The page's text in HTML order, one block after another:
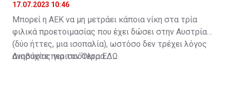
17.07.2023 10:46
Μπορεί η ΑΕΚ να μη μετράει κάποια νίκη στα τρία
φιλικά προετοιμασίας που έχει δώσει στην Αυστρία
(δύο ήττες, μια ισοπαλία), ωστόσο δεν τρέχει λόγος
ανησυχίας για τον Όλτρα.
Διαβάστε περισσότεραΕΔΩ.